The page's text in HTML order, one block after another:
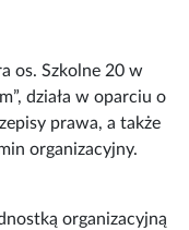
os. Szkolne 20 w
działa w oparciu o
prawa, a także
organizacyjny.
organizacyjną